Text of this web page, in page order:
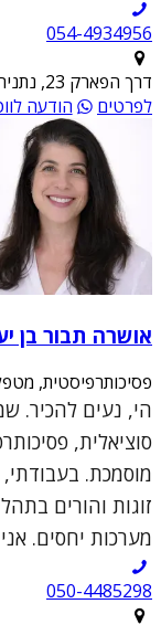
054-4934956
דרך הפארק 23, נתניה, ישראל
לפרטים
הודעה
אושרה תבור בן
פסיכותרפיסטית,
הי, נעים להכיר.
סוציאלית,
מוסמכת.
זוגות והורים
מערכות יחסים.
050-4485298